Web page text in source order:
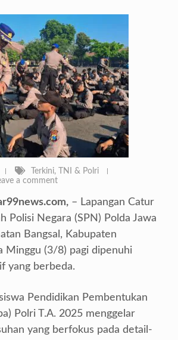
Terkini,
TNI & Polri
a comment
– Lapangan Catur
Polisi Negara (SPN) Polda Jawa
Bangsal, Kabupaten
Minggu (3/8) pagi dipenuhi
yang berbeda.
Pendidikan Pembentukan
Polri T.A. 2025 menggelar
yang berfokus pada detail-